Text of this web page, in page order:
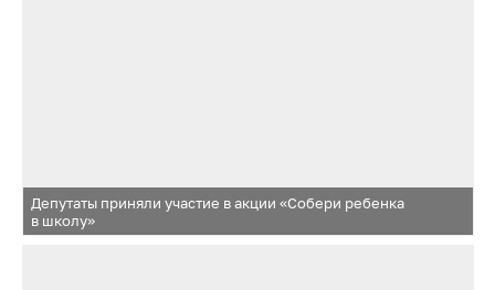
Депутаты приняли участие в акции «Собери ребенка
в школу»